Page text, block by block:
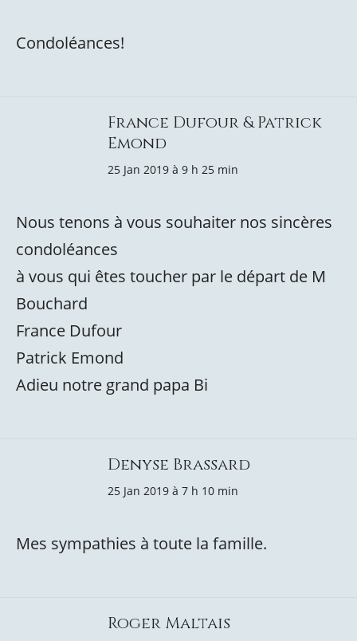
Condoléances!
France Dufour & Patrick
Emond
25 Jan 2019 à 9 h 25 min
Nous tenons à vous souhaiter nos sincères
condoléances
à vous qui êtes toucher par le départ de M
Bouchard
France Dufour
Patrick Emond
Adieu notre grand papa Bi
Denyse Brassard
25 Jan 2019 à 7 h 10 min
Mes sympathies à toute la famille.
Roger Maltais